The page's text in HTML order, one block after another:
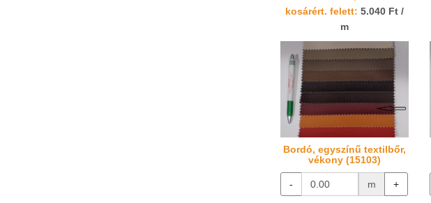
kosárért. felett: 5.040 Ft /
m
Bordó, egyszínű textilbőr,
vékony (15103)
- m +